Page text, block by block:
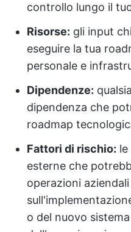
controllo lungo il
Risorse: gli input
eseguire la tua
personale e
Dipendenze:
dipendenza che
roadmap
Fattori di rischio:
esterne che
operazioni
o del nuovo